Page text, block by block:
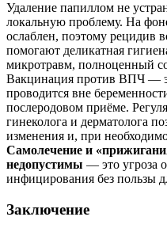
Удаление папиллом не
локальную проблему. На
ослаблен, поэтому рецидив
помогают деликатная
микротравм, полноценный
Вакцинация против ВПЧ —
проводится вне
послеродовом приёме.
гинеколога и дерматолога
изменения и, при
Самолечение и
недопустимы — это угроза
инфицирования без пользы
Заключение